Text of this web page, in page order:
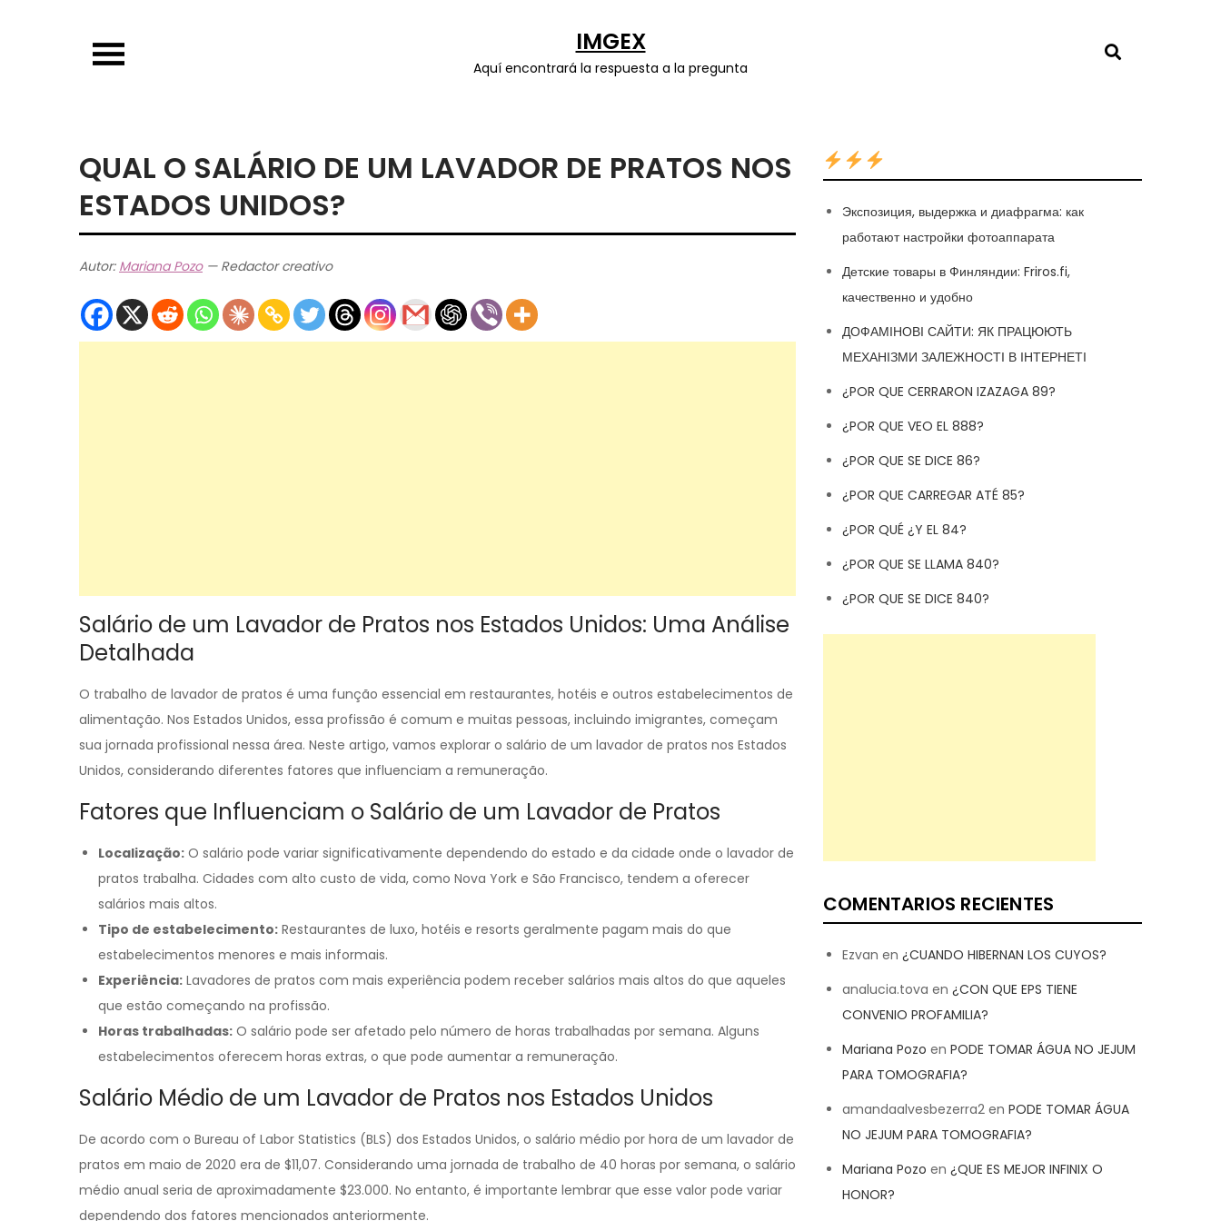
IMGEX
Aquí encontrará la respuesta a la pregunta
QUAL O SALÁRIO DE UM LAVADOR DE PRATOS NOS
ESTADOS UNIDOS?
Autor: Mariana Pozo— Redactor creativo
Salário de um Lavador de Pratos nos Estados Unidos: Uma Análise
Detalhada
O trabalho de lavador de pratos é uma função essencial em restaurantes, hotéis e outros estabelecimentos de
alimentação. Nos Estados Unidos, essa profissão é comum e muitas pessoas, incluindo imigrantes, começam
sua jornada profissional nessa área. Neste artigo, vamos explorar o salário de um lavador de pratos nos Estados
Unidos, considerando diferentes fatores que influenciam a remuneração.
Fatores que Influenciam o Salário de um Lavador de Pratos
Localização: O salário pode variar significativamente dependendo do estado e da cidade onde o lavador de
pratos trabalha. Cidades com alto custo de vida, como Nova York e São Francisco, tendem a oferecer
salários mais altos.
Tipo de estabelecimento: Restaurantes de luxo, hotéis e resorts geralmente pagam mais do que
estabelecimentos menores e mais informais.
Experiência: Lavadores de pratos com mais experiência podem receber salários mais altos do que aqueles
que estão começando na profissão.
Horas trabalhadas: O salário pode ser afetado pelo número de horas trabalhadas por semana. Alguns
estabelecimentos oferecem horas extras, o que pode aumentar a remuneração.
Salário Médio de um Lavador de Pratos nos Estados Unidos
De acordo com o Bureau of Labor Statistics (BLS) dos Estados Unidos, o salário médio por hora de um lavador de
pratos em maio de 2020 era de $11,07. Considerando uma jornada de trabalho de 40 horas por semana, o salário
médio anual seria de aproximadamente $23.000. No entanto, é importante lembrar que esse valor pode variar
dependendo dos fatores mencionados anteriormente.
Экспозиция, выдержка и диафрагма: как
работают настройки фотоаппарата
Детские товары в Финляндии: Friros.fi,
качественно и удобно
ДОФАМІНОВІ САЙТИ: ЯК ПРАЦЮЮТЬ
МЕХАНІЗМИ ЗАЛЕЖНОСТІ В ІНТЕРНЕТІ
¿POR QUE CERRARON IZAZAGA 89?
¿POR QUE VEO EL 888?
¿POR QUE SE DICE 86?
¿POR QUE CARREGAR ATÉ 85?
¿POR QUÉ ¿Y EL 84?
¿POR QUE SE LLAMA 840?
¿POR QUE SE DICE 840?
COMENTARIOS RECIENTES
Ezvan en ¿CUANDO HIBERNAN LOS CUYOS?
analucia.tova en ¿CON QUE EPS TIENE
CONVENIO PROFAMILIA?
Mariana Pozo en PODE TOMAR ÁGUA NO JEJUM
PARA TOMOGRAFIA?
amandaalvesbezerra2 en PODE TOMAR ÁGUA
NO JEJUM PARA TOMOGRAFIA?
Mariana Pozo en ¿QUE ES MEJOR INFINIX O
HONOR?